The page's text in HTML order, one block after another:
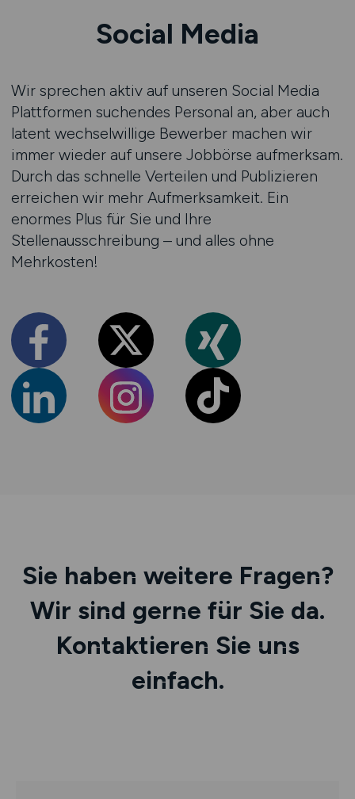
Social Media
Wir sprechen aktiv auf unseren Social Media
Plattformen suchendes Personal an, aber auch
latent wechselwillige Bewerber machen wir
immer wieder auf unsere Jobbörse aufmerksam.
Durch das schnelle Verteilen und Publizieren
erreichen wir mehr Aufmerksamkeit. Ein
enormes Plus für Sie und Ihre
Stellenausschreibung – und alles ohne
Mehrkosten!
Sie haben weitere Fragen?
Wir sind gerne für Sie da.
Kontaktieren Sie uns
einfach.